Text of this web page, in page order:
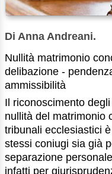
Di Anna Andreani.
Nullità matrimonio
delibazione -
ammissibilità
Il riconoscimento
nullità del matrimonio
tribunali ecclesiastici
stessi coniugi sia già
separazione
infatti per